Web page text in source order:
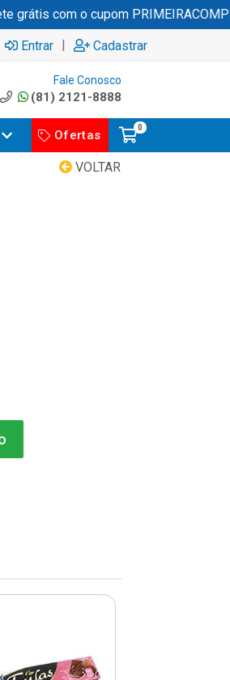
com o cupom PRIMEIRACOMPRA
Entrar | Cadastrar
Fale Conosco
(81) 2121-8888
Ofertas
0
VOLTAR